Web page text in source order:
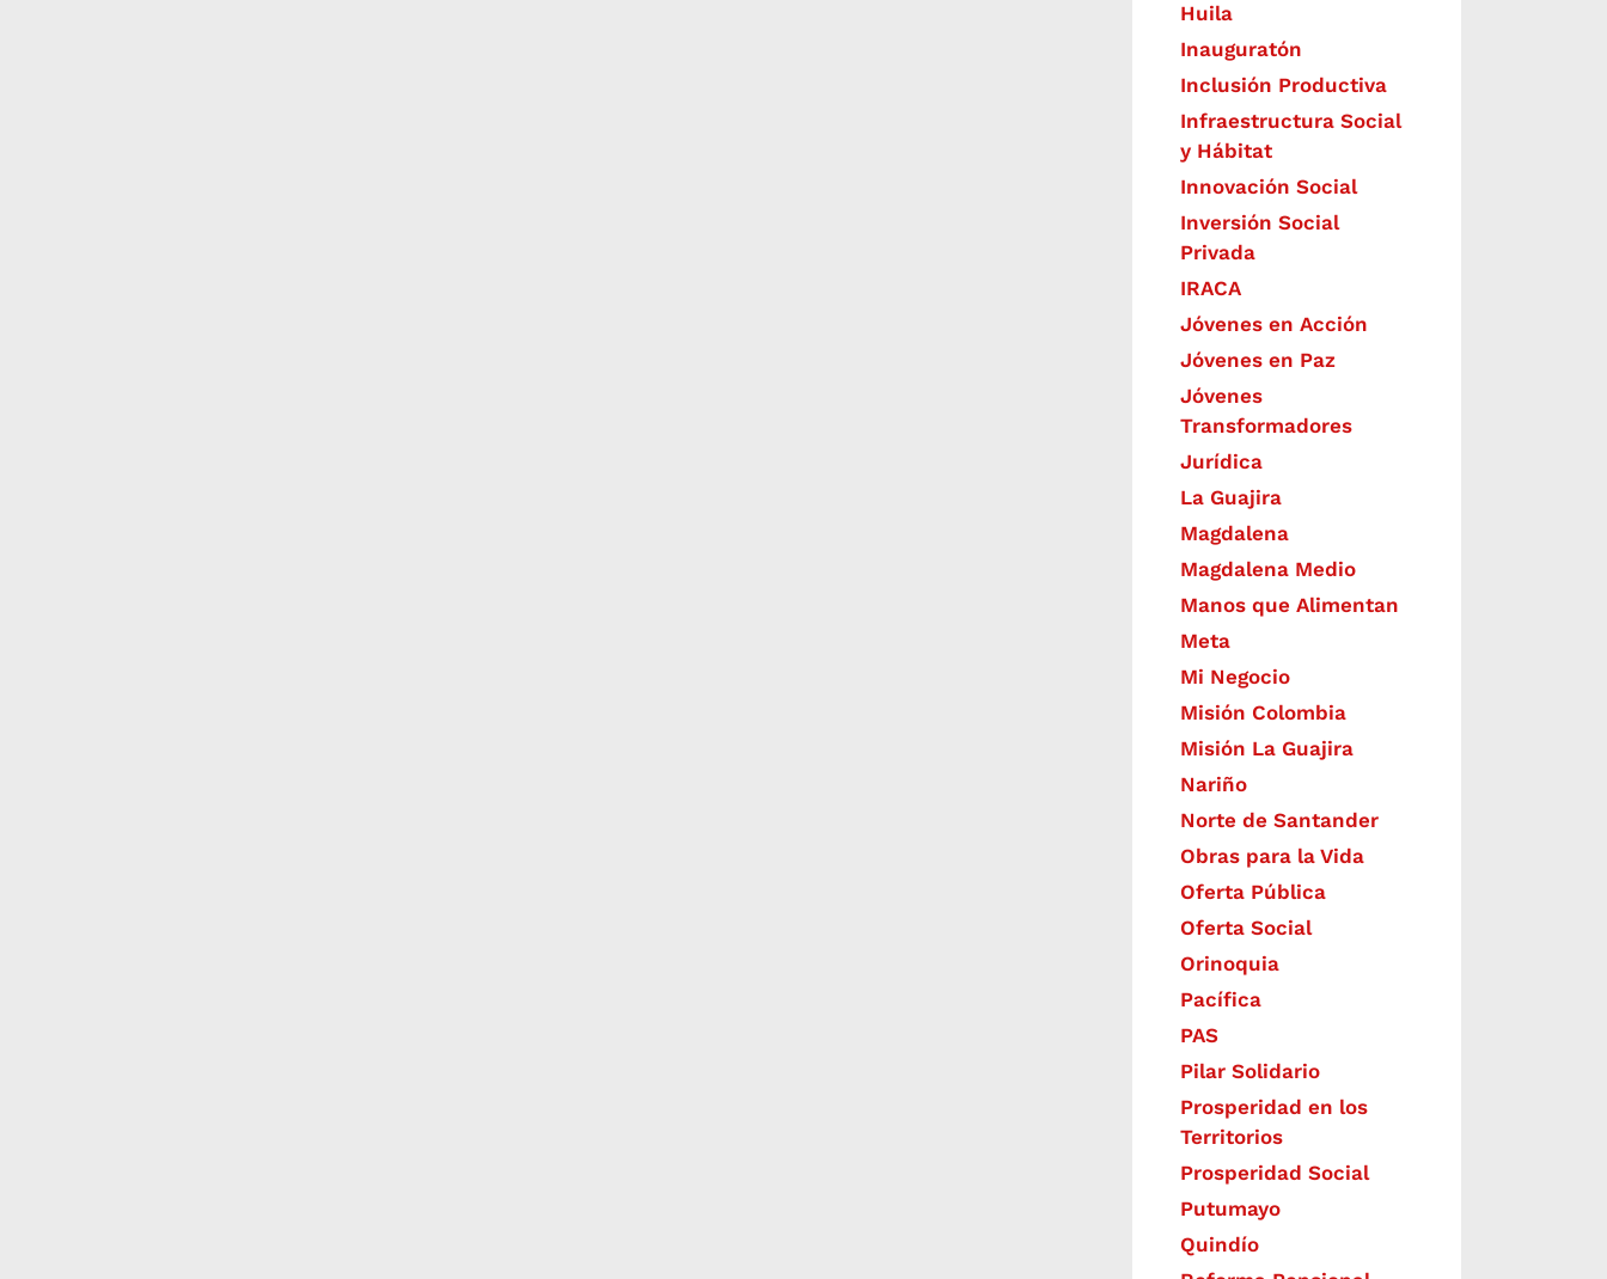
Huila
Inauguratón
Inclusión Productiva
Infraestructura Social
y Hábitat
​Innovación Social
Inversión Social
Privada
IRACA
Jóvenes en Acción
Jóvenes en Paz
Jóvenes
Transformadores
Jurídica
La Guajira
Magdalena
Magdalena Medio
Manos que Alimentan
Meta
Mi Negocio
Misión Colombia
Misión La Guajira
Nariño
Norte de Santander
Obras para la Vida
Oferta Pública
Oferta Social​​
Orinoquia
Pacífica
PAS
Pilar Solidario
Prosperidad en los
Territorios
Prosperidad Social
Putumayo
Quindío